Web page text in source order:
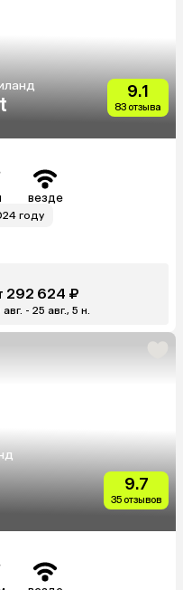
9.1
83 отзыва
везде
году
292 624 ₽
- 25 авг., 5 н.
9.7
35 отзывов